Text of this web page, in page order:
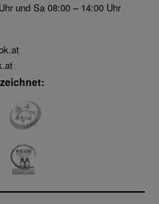
und Sa 08:00 – 14:00 Uhr